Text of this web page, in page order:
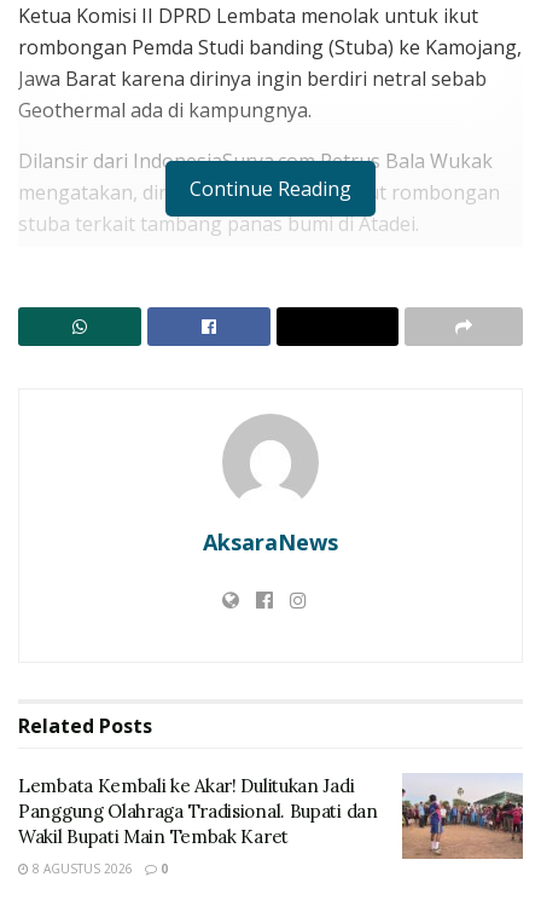
Ketua Komisi II DPRD Lembata menolak untuk ikut
rombongan Pemda Studi banding (Stuba) ke Kamojang,
Jawa Barat karena dirinya ingin berdiri netral sebab
Geothermal ada di kampungnya.
Dilansir dari IndonesiaSurya.com Petrus Bala Wukak
mengatakan, dirinya menolak untuk ikut rombongan
stuba terkait tambang panas bumi di Atadei.
Lembata Kembali ke Akar! Dulitukan Jadi Panggung
Penangkapan 3 Pengecer BBM di Lembata Picu
Sorotan, Praktisi Hukum Sarankan Praperadilan
“Saya tolak berangkat stuba ke Kamojang meskipun
tiket pergi pulang sudah disediakan,” Ucap Petrus Bala
Continue Reading
AksaraNews
Related Posts
Lembata Kembali ke Akar! Dulitukan Jadi
Panggung Olahraga Tradisional. Bupati dan
Wakil Bupati Main Tembak Karet
8 AGUSTUS 2026 0